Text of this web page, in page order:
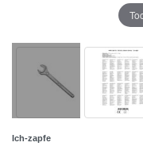
Ich-zapfe